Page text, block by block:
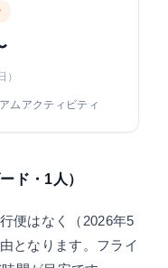
）
ムアクティビティ
ド・1人）
便はなく（2026年5
となります。フライ